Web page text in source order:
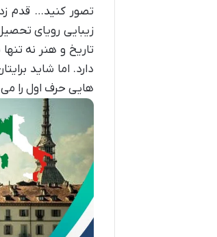
تصور کنید… قدم
زیبایی رویای
تاریخ و هنر نه
دارد. اما شاید
هایی حرف اول را می